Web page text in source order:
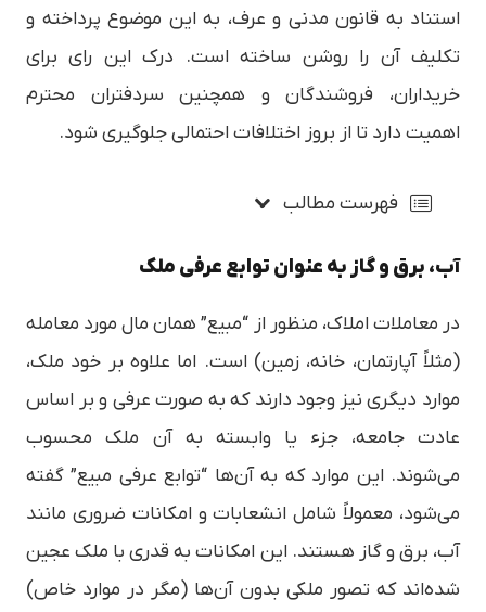
استناد به قانون مدنی و عرف، به این موضوع پرداخته و
تکلیف آن را روشن ساخته است. درک این رای برای
خریداران، فروشندگان و همچنین سردفتران محترم
اهمیت دارد تا از بروز اختلافات احتمالی جلوگیری شود.
فهرست مطالب
آب، برق و گاز به عنوان توابع عرفی ملک
در معاملات املاک، منظور از “مبیع” همان مال مورد معامله
(مثلاً آپارتمان، خانه، زمین) است. اما علاوه بر خود ملک،
موارد دیگری نیز وجود دارند که به صورت عرفی و بر اساس
عادت جامعه، جزء یا وابسته به آن ملک محسوب
می‌شوند. این موارد که به آن‌ها “توابع عرفی مبیع” گفته
می‌شود، معمولاً شامل انشعابات و امکانات ضروری مانند
آب، برق و گاز هستند. این امکانات به قدری با ملک عجین
شده‌اند که تصور ملکی بدون آن‌ها (مگر در موارد خاص)